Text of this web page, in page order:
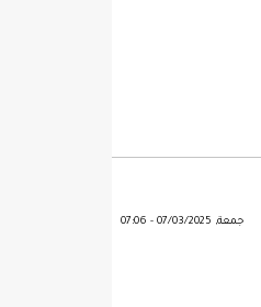
جمعة, 07/03/2025 - 07:06